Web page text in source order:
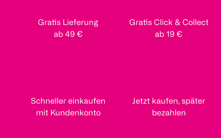
Gratis Lieferung
ab 49 €
Gratis Click & Collect
ab 19 €
Schneller einkaufen
mit Kundenkonto
Jetzt kaufen, später
bezahlen